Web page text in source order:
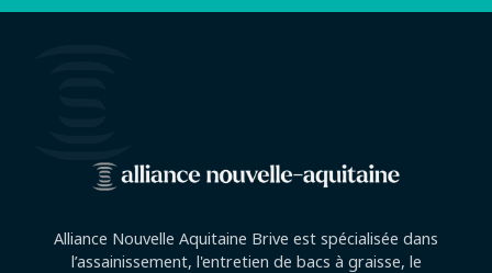
Alliance Nouvelle Aquitaine Brive est spécialisée dans
l’assainissement, l'entretien de bacs à graisse, le